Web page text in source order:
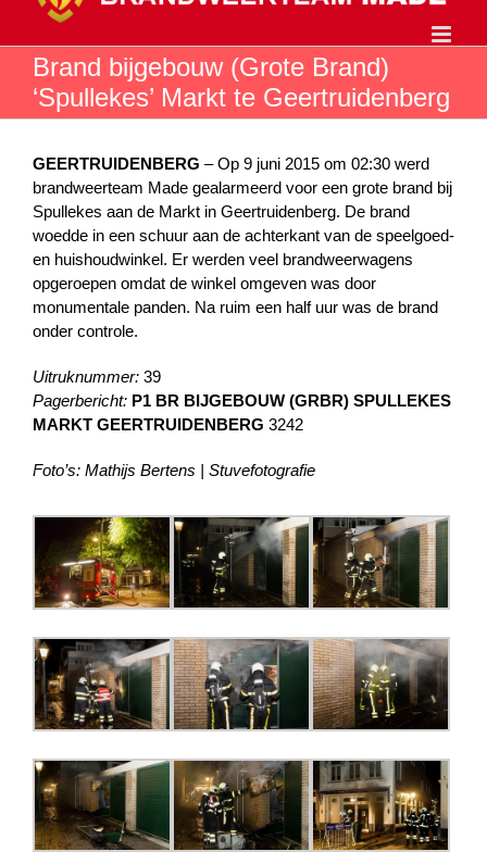
inhoudBrand bijgebouw (Grote Brand)
‘Spullekes’ Markt te Geertruidenberg
GEERTRUIDENBERG – Op 9 juni 2015 om 02:30 werd
brandweerteam Made gealarmeerd voor een grote brand bij
Spullekes aan de Markt in Geertruidenberg. De brand
woedde in een schuur aan de achterkant van de speelgoed-
en huishoudwinkel. Er werden veel brandweerwagens
opgeroepen omdat de winkel omgeven was door
monumentale panden. Na ruim een half uur was de brand
onder controle.
Uitruknummer: 39
Pagerbericht: P1 BR BIJGEBOUW (GRBR) SPULLEKES
MARKT GEERTRUIDENBERG 3242
Foto’s: Mathijs Bertens | Stuvefotografie